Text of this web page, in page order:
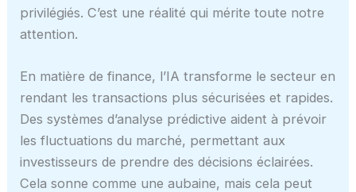
privilégiés. C’est une réalité qui mérite toute notre
attention.
En matière de finance, l’IA transforme le secteur en
rendant les transactions plus sécurisées et rapides.
Des systèmes d’analyse prédictive aident à prévoir
les fluctuations du marché, permettant aux
investisseurs de prendre des décisions éclairées.
Cela sonne comme une aubaine, mais cela peut